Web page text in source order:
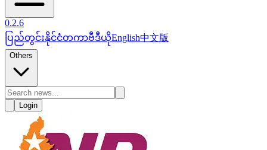
0.2.6
ပြည်တွင်းနိုင်ငံတကာဗီဒီယိုEnglish中文版
Others
Login